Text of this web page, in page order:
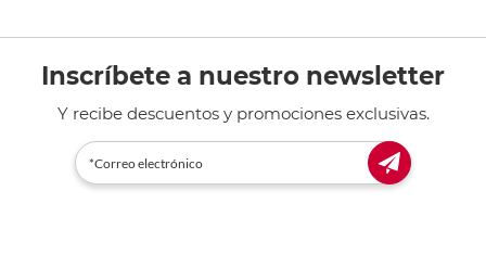
Inscríbete a nuestro newsletter
Y recibe descuentos y promociones exclusivas.